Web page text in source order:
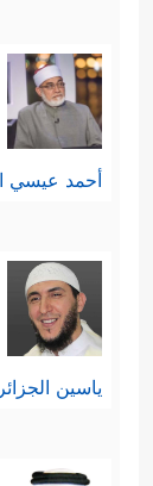
أحمد عيسي
ياسين